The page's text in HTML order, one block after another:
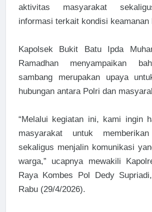
aktivitas masyarakat
informasi terkait kondisi keamanan
Kapolsek Bukit Batu Ipda
Ramadhan menyampaikan
sambang merupakan upaya
hubungan antara Polri dan
“Melalui kegiatan ini, kami ingin
masyarakat untuk
sekaligus menjalin komunikasi
warga,” ucapnya mewakili
Raya Kombes Pol Dedy
Rabu (29/4/2026).